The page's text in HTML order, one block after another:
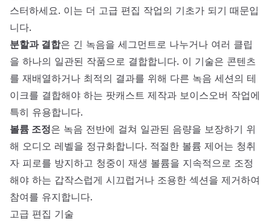
스터하세요. 이는 더 고급 편집 작업의 기초가 되기 때문입
니다.
분할과 결합은 긴 녹음을 세그먼트로 나누거나 여러 클립
을 하나의 일관된 작품으로 결합합니다. 이 기술은 콘텐츠
를 재배열하거나 최적의 결과를 위해 다른 녹음 세션의 테
이크를 결합해야 하는 팟캐스트 제작과 보이스오버 작업에
특히 유용합니다.
볼륨 조정은 녹음 전반에 걸쳐 일관된 음량을 보장하기 위
해 오디오 레벨을 정규화합니다. 적절한 볼륨 제어는 청취
자 피로를 방지하고 청중이 재생 볼륨을 지속적으로 조정
해야 하는 갑작스럽게 시끄럽거나 조용한 섹션을 제거하여
참여를 유지합니다.
고급 편집 기술